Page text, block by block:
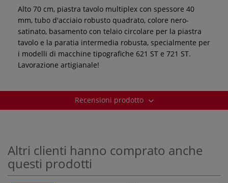
Alto 70 cm, piastra tavolo multiplex con spessore 40
mm, tubo d'acciaio robusto quadrato, colore nero-
satinato, basamento con telaio circolare per la piastra
tavolo e la paratia intermedia robusta, specialmente per
i modelli di macchine tipografiche 621 ST e 721 ST.
Lavorazione artigianale!
Recensioni prodotto
Altri clienti hanno comprato anche
questi prodotti